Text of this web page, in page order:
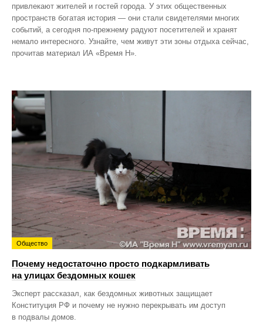
привлекают жителей и гостей города. У этих общественных
пространств богатая история — они стали свидетелями многих
событий, а сегодня по‑прежнему радуют посетителей и хранят
немало интересного. Узнайте, чем живут эти зоны отдыха сейчас,
прочитав материал ИА «Время Н».
Общество
Почему недостаточно просто подкармливать
на улицах бездомных кошек
Эксперт рассказал, как бездомных животных защищает
Конституция РФ и почему не нужно перекрывать им доступ
в подвалы домов.